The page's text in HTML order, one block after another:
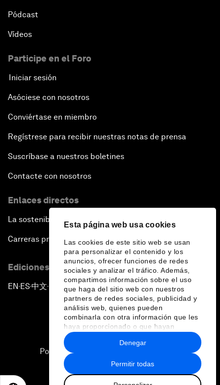
Esta página web usa cookies
Las cookies de este sitio web se usan
para personalizar el contenido y los
anuncios, ofrecer funciones de redes
sociales y analizar el tráfico. Además,
compartimos información sobre el uso
que haga del sitio web con nuestros
partners de redes sociales, publicidad y
análisis web, quienes pueden
combinarla con otra información que les
haya proporcionado o que hayan
recopilado a partir del uso que haya
hecho de sus servicios.
Permitir todas
Denegar
Pódcast
Vídeos
Participe en el Foro
Iniciar sesión
Asóciese con nosotros
Conviértase en miembro
Regístrese para recibir nuestras notas de prensa
Suscríbase a nuestros boletines
Contacte con nosotros
Enlaces directos
La sostenibilidad en el Foro
Carreras profesionales
Ediciones en otros idiomas
EN ▪ES▪中文▪ 日本語
Política de privacidad y normas de uso
Sitemap